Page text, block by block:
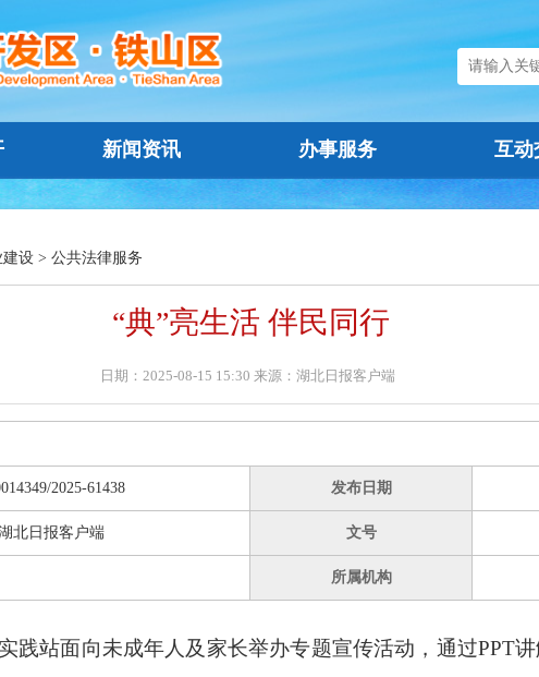
新闻资讯 办事服务 互动
建设 > 公共法律服务
“典”亮生活 伴民同行
日期：2025-08-15 15:30 来源：湖北日报客户端
2025-61438 发布日期
北日报客户端 文号
所属机构
践站面向未成年人及家长举办专题宣传活动，通过PPT